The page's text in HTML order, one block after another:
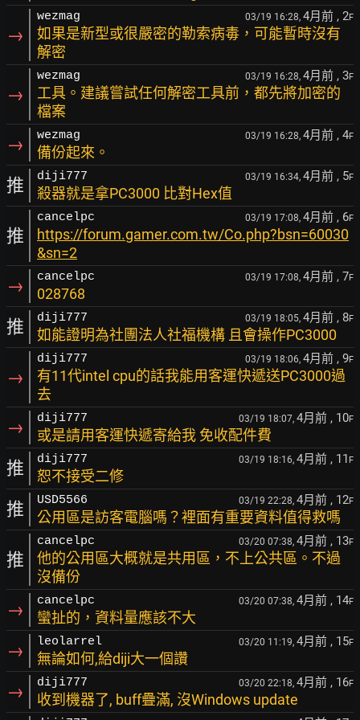
→
wezmag 03/19 16:28, 4月前 , 2F
如果是新型或很嚴密的勒索病毒，可能暫時沒有
解密
→
wezmag 03/19 16:28, 4月前 , 3F
工具。建議嘗試任何解密工具前，都先將加密的
檔案
→ wezmag 03/19 16:28, 4月前 , 4F
備份起來。
推 diji777 03/19 16:34, 4月前 , 5F
殺器就是拿PC3000 比對Hex值
推
cancelpc 03/19 17:08, 4月前 , 6F
https://forum.gamer.com.tw/Co.php?bsn=60030
&sn=2
→ cancelpc 03/19 17:08, 4月前 , 7F
028768
推 diji777 03/19 18:05, 4月前 , 8F
如能證明為社團法人社福機構 且會操作PC3000
→
diji777 03/19 18:06, 4月前 , 9F
有11代intel cpu的話我能用客運快遞送PC3000過
去
→ diji777 03/19 18:07, 4月前 , 10F
或是請用客運快遞寄給我 免收配件費
推 diji777 03/19 18:16, 4月前 , 11 F
恕不接受二修
推 USD5566 03/19 22:28, 4月前 , 12F
公用區是訪客電腦嗎？裡面有重要資料值得救嗎
推
cancelpc 03/20 07:38, 4月前 , 13F
他的公用區大概就是共用區，不上公共區。不過
沒備份
→ cancelpc 03/20 07:38, 4月前 , 14F
蠻扯的，資料量應該不大
→ leolarrel 03/20 11:19, 4月前 , 15F
無論如何,給diji大一個讚
→ diji777 03/20 22:18, 4月前 , 16F
收到機器了, buff疊滿, 沒Windows update